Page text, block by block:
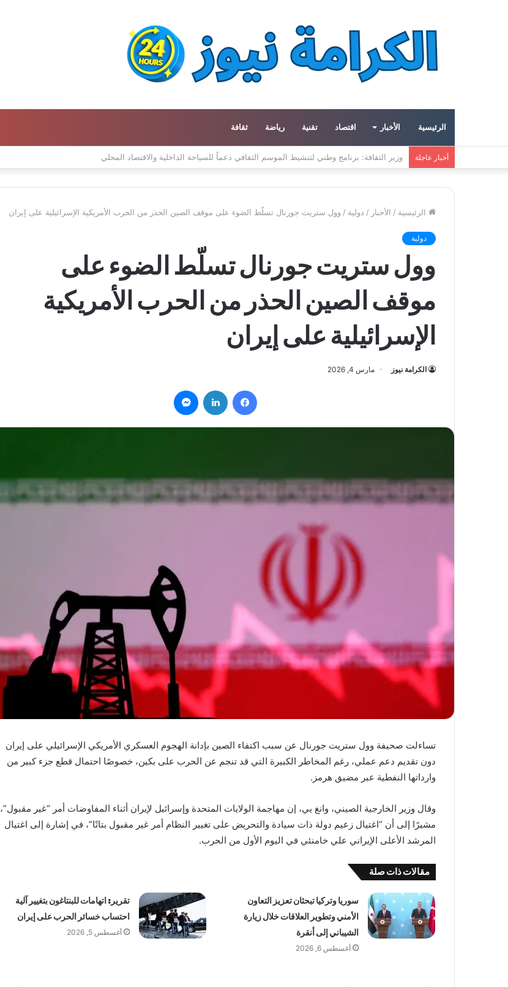
الرئيسية الأخبار اقتصاد تقنية رياضة ثقافة
أخبار عاجلة ميتا توسع مشروع «هايبريون» باستثمارات تتجاوز 50 مليار دولار لتعزيز قدراتها في الذكاء الاصطناعي
الرئيسية / الأخبار / دولية / وول ستريت جورنال تسلّط الضوء على موقف الصين الحذر من الحرب الأمريكية الإسرائيلية على إيران
دولية
وول ستريت جورنال تسلّط الضوء على
موقف الصين الحذر من الحرب الأمريكية
الإسرائيلية على إيران
الكرامة نيوز مارس 4, 2026
فيسبوك لينكدإن
تساءلت صحيفة وول ستريت جورنال عن سبب اكتفاء الصين بإدانة الهجوم العسكري الأمريكي الإسرائيلي على إيران
دون تقديم دعم عملي، رغم المخاطر الكبيرة التي قد تنجم عن الحرب على بكين، خصوصًا احتمال قطع جزء كبير من
وارداتها النفطية عبر مضيق هرمز.
وقال وزير الخارجية الصيني، وانغ يي، إن مهاجمة الولايات المتحدة وإسرائيل لإيران أثناء المفاوضات أمر “غير مقبول”،
مشيرًا إلى أن “اغتيال زعيم دولة ذات سيادة والتحريض على تغيير النظام أمر غير مقبول بتاتًا”، في إشارة إلى اغتيال
المرشد الأعلى الإيراني علي خامنئي في اليوم الأول من الحرب.
مقالات ذات صلة
سوريا وتركيا تبحثان تعزيز التعاون
الأمني وتطوير العلاقات خلال زيارة
الشيباني إلى أنقرة
أغسطس 6, 2026
تقرير: اتهامات للبنتاغون بتغيير آلية
احتساب خسائر الحرب على إيران
أغسطس 5, 2026